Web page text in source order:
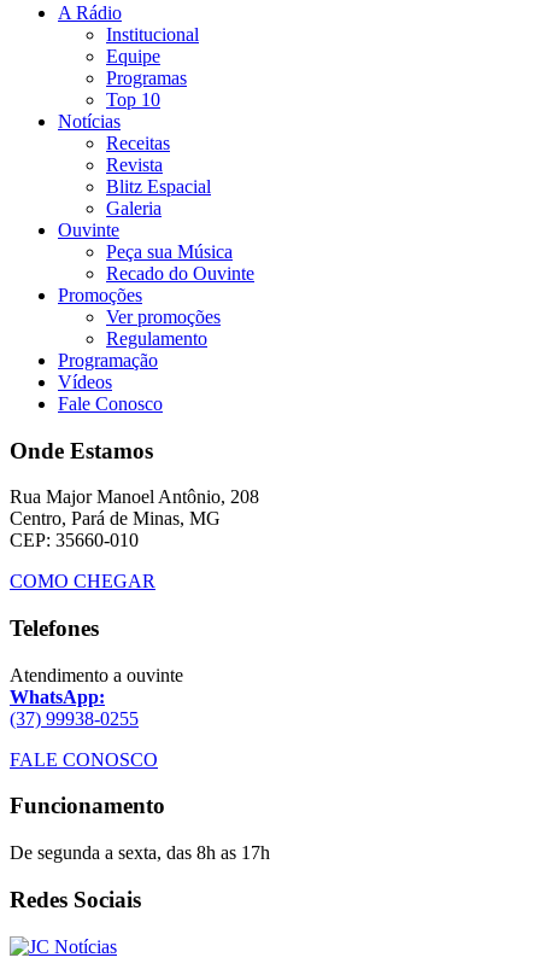
A Rádio
Institucional
Equipe
Programas
Top 10
Notícias
Receitas
Revista
Blitz Espacial
Galeria
Ouvinte
Peça sua Música
Recado do Ouvinte
Promoções
Ver promoções
Regulamento
Programação
Vídeos
Fale Conosco
Onde Estamos
Rua Major Manoel Antônio, 208
Centro, Pará de Minas, MG
CEP: 35660-010
COMO CHEGAR
Telefones
Atendimento a ouvinte
WhatsApp:
(37) 99938-0255
FALE CONOSCO
Funcionamento
De segunda a sexta, das 8h as 17h
Redes Sociais